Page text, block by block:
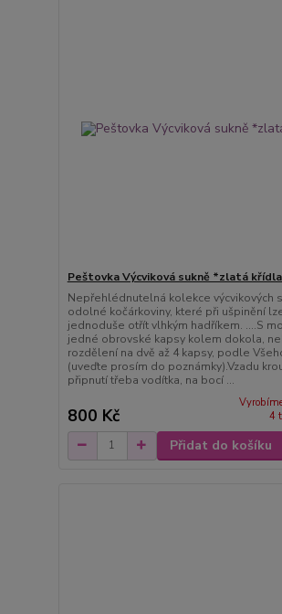
Peštovka Výcviková sukně *zlatá
Nepřehlédnutelná kolekce výcvikových
odolné kočárkoviny, které při ušpinění
jednoduše otřít vlhkým hadříkem. ....S
jedné obrovské kapsy kolem dokola,
rozdělení na dvě až 4 kapsy, podle
(uveďte prosím do poznámky).Vzadu
připnutí třeba vodítka, na bocí ...
800 Kč
4
Přidat do košíku